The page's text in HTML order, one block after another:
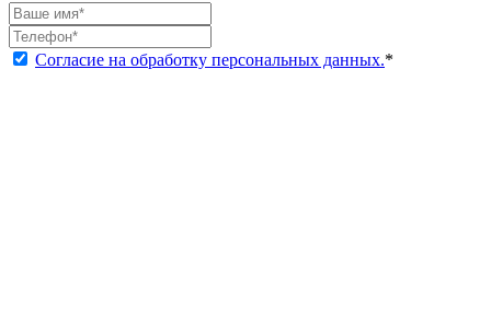
Согласие на обработку персональных данных.*